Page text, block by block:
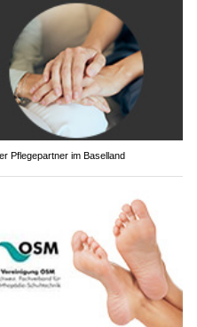
Pflegepartner im Baselland